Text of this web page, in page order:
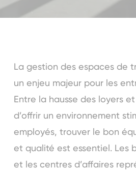
La gestion des espaces de
un enjeu majeur pour les
Entre la hausse des loyers
d’offrir un environnement
employés, trouver le bon
et qualité est essentiel. Les
et les centres d’affaires